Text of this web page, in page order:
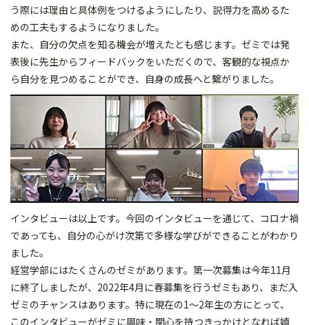
う際には理由と具体例をつけるようにしたり、説得力を高めるた
めの工夫もするようになりました。
また、自分の欠点を知る機会が増えたとも感じます。ゼミでは発
表後に先生からフィードバックをいただくので、客観的な視点か
ら自分を見つめることができ、自身の成長へと繋がりました。
インタビューは以上です。今回のインタビューを通じて、コロナ禍
であっても、自分の心がけ次第で多様な学びができることがわかり
ました。
経営学部にはたくさんのゼミがあります。第一次募集は今年11月
に終了しましたが、2022年4月に春募集を行うゼミもあり、まだ入
ゼミのチャンスはあります。特に現在の1～2年生の方にとって、
このインタビューがゼミに興味・関心を持つきっかけとなれば嬉